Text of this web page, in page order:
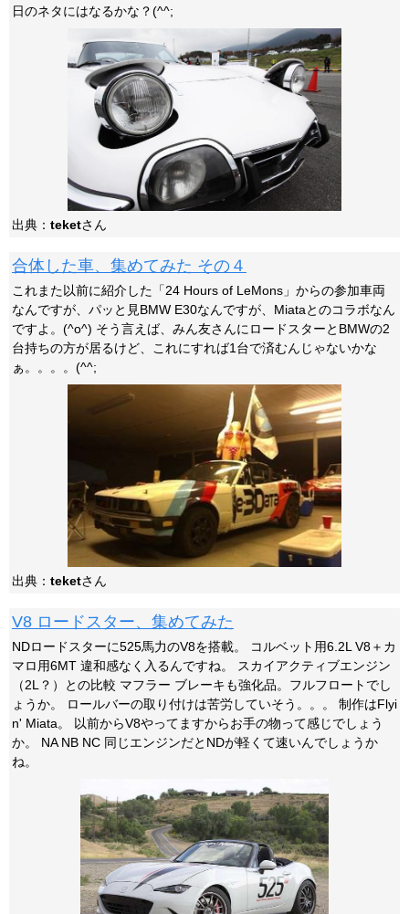
日のネタにはなるかな？(^^;
出典： teketさん
合体した車、集めてみた その４
これまた以前に紹介した「24 Hours of LeMons」からの参加車両
なんですが、パッと見BMW E30なんですが、Miataとのコラボなん
ですよ。(^o^) そう言えば、みん友さんにロードスターとBMWの2
台持ちの方が居るけど、これにすれば1台で済むんじゃないかな
ぁ。。。。(^^;
出典： teketさん
V8 ロードスター、集めてみた
NDロードスターに525馬力のV8を搭載。 コルベット用6.2L V8＋カ
マロ用6MT 違和感なく入るんですね。 スカイアクティブエンジン
（2L？）との比較 マフラー ブレーキも強化品。フルフロートでし
ょうか。 ロールバーの取り付けは苦労していそう。。。 制作はFlyi
n' Miata。 以前からV8やってますからお手の物って感じでしょう
か。 NA NB NC 同じエンジンだとNDが軽くて速いんでしょうか
ね。